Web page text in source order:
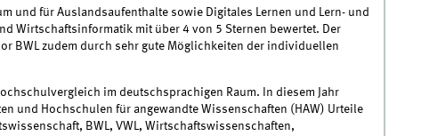
und für Auslandsaufenthalte sowie Digitales Lernen und Lern- und
Wirtschaftsinformatik mit über 4 von 5 Sternen bewertet. Der
BWL zudem durch sehr gute Möglichkeiten der individuellen
im deutschsprachigen Raum. In diesem Jahr
und Hochschulen für angewandte Wissenschaften (HAW) Urteile
BWL, VWL, Wirtschaftswissenschaften,